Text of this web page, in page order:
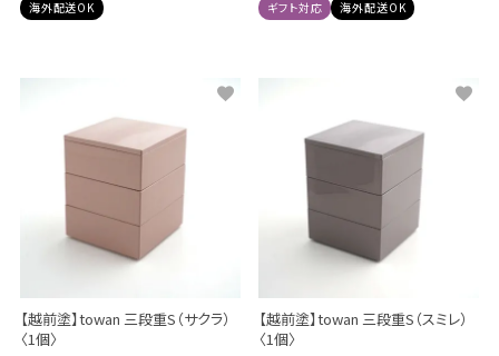
海外配送OK ギフト対応 海外配送OK
【越前塗】towan 三段重S（サクラ）
〈1個〉
【越前塗】towan 三段重S（スミレ）
〈1個〉